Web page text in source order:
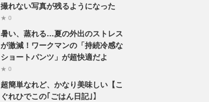
撮れない写真が残るようになった
★ 0
暑い、蒸れる…夏の外出のストレス
が激減！ワークマンの「持続冷感な
ショートパンツ」が超快適だよ
★ 0
超簡単なれど、かなり美味しい【こ
ぐれひでこの｢ごはん日記｣】